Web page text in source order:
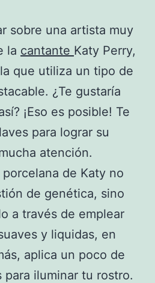
sobre una artista muy
la cantante Katy Perry,
que utiliza un tipo de
¿Te gustaría
¡Eso es posible! Te
para lograr su
atención.
de Katy no
de genética, sino
a través de emplear
y liquidas, en
aplica un poco de
para iluminar tu rostro.